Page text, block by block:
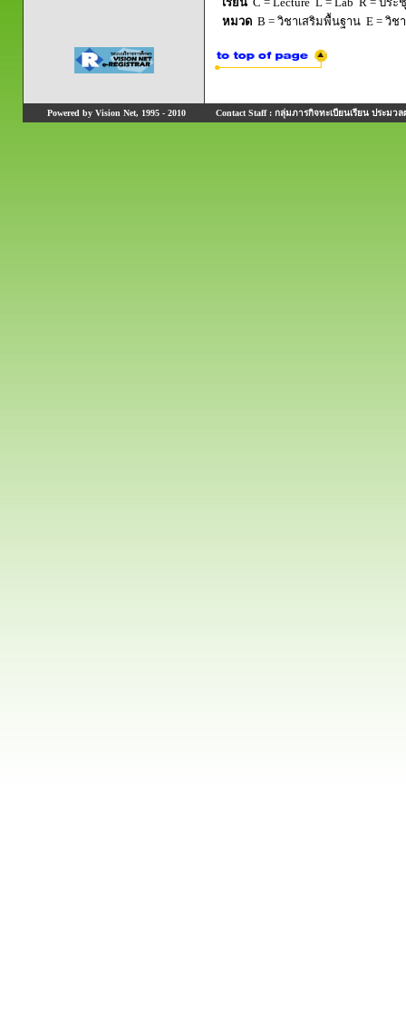
หมวด B = วิชาเสริมพื้นฐาน E = วิช
Powered by Vision Net, 1995 - 2010 Contact Staff : กลุ่มภารกิจทะเบียนเรียน ประมวล